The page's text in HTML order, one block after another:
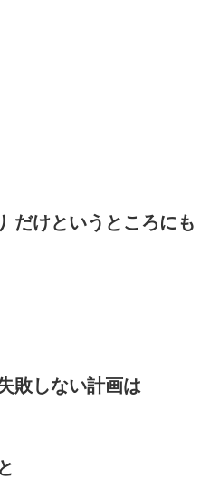
だけというところにも
敗しない計画は